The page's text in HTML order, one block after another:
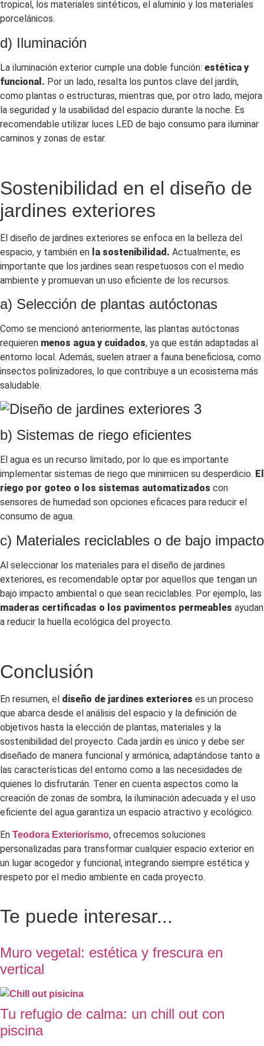
tropical, los materiales sintéticos, el aluminio y los materiales
porcelánicos.
d) Iluminación
La iluminación exterior cumple una doble función: estética y
funcional. Por un lado, resalta los puntos clave del jardín,
como plantas o estructuras, mientras que, por otro lado, mejora
la seguridad y la usabilidad del espacio durante la noche. Es
recomendable utilizar luces LED de bajo consumo para iluminar
caminos y zonas de estar.
Sostenibilidad en el diseño de
jardines exteriores
El diseño de jardines exteriores se enfoca en la belleza del
espacio, y también en la sostenibilidad. Actualmente, es
importante que los jardines sean respetuosos con el medio
ambiente y promuevan un uso eficiente de los recursos.
a) Selección de plantas autóctonas
Como se mencionó anteriormente, las plantas autóctonas
requieren menos agua y cuidados, ya que están adaptadas al
entorno local. Además, suelen atraer a fauna beneficiosa, como
insectos polinizadores, lo que contribuye a un ecosistema más
saludable.
b) Sistemas de riego eficientes
El agua es un recurso limitado, por lo que es importante
implementar sistemas de riego que minimicen su desperdicio. El
riego por goteo o los sistemas automatizados con
sensores de humedad son opciones eficaces para reducir el
consumo de agua.
c) Materiales reciclables o de bajo impacto
Al seleccionar los materiales para el diseño de jardines
exteriores, es recomendable optar por aquellos que tengan un
bajo impacto ambiental o que sean reciclables. Por ejemplo, las
maderas certificadas o los pavimentos permeables ayudan
a reducir la huella ecológica del proyecto.
Conclusión
En resumen, el diseño de jardines exteriores es un proceso
que abarca desde el análisis del espacio y la definición de
objetivos hasta la elección de plantas, materiales y la
sostenibilidad del proyecto. Cada jardín es único y debe ser
diseñado de manera funcional y armónica, adaptándose tanto a
las características del entorno como a las necesidades de
quienes lo disfrutarán. Tener en cuenta aspectos como la
creación de zonas de sombra, la iluminación adecuada y el uso
eficiente del agua garantiza un espacio atractivo y ecológico.
En Teodora Exteriorismo, ofrecemos soluciones
personalizadas para transformar cualquier espacio exterior en
un lugar acogedor y funcional, integrando siempre estética y
respeto por el medio ambiente en cada proyecto.
Te puede interesar...
Muro vegetal: estética y frescura en
vertical
Tu refugio de calma: un chill out con
piscina